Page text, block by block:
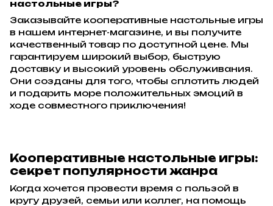
настольные игры?
Заказывайте кооперативные настольные игры
в нашем интернет-магазине, и вы получите
качественный товар по доступной цене. Мы
гарантируем широкий выбор, быструю
доставку и высокий уровень обслуживания.
Они созданы для того, чтобы сплотить людей
и подарить море положительных эмоций в
ходе совместного приключения!
Кооперативные настольные игры:
секрет популярности жанра
Когда хочется провести время с пользой в
кругу друзей, семьи или коллег, на помощь